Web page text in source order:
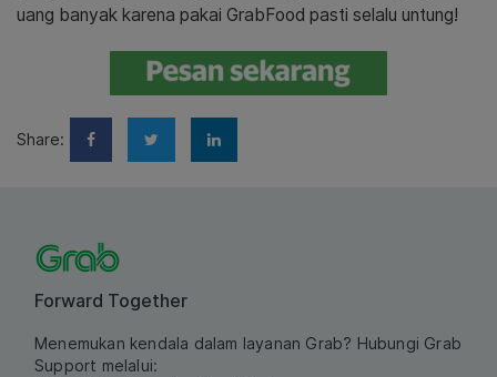
uang banyak karena pakai GrabFood pasti selalu untung!
Share:
Forward Together
Menemukan kendala dalam layanan Grab? Hubungi Grab
Support melalui: